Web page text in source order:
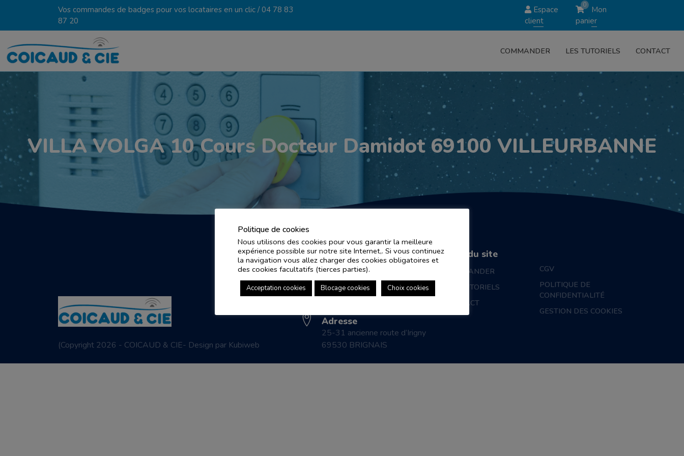
Vos commandes de badges pour vos locataires en un clic /04 78 83
87 20
Espace
client
0
Mon
panier
COMMANDER LES TUTORIELS CONTACT
VILLA VOLGA 10 Cours Docteur Damidot 69100 VILLEURBANNE
(Copyright 2026 - COICAUD & CIE- Design par Kubiweb
Adresse e-mail
controle.coicaud@ascenseurnsa.fr
Numéro de téléphone
04 78 83 87 20
Adresse
25-31 ancienne route d’Irigny
69530 BRIGNAIS
Plan du site
COMMANDER
LES TUTORIELS
CONTACT
CGV
POLITIQUE DE
CONFIDENTIALITÉ
GESTION DES COOKIES
Politique de cookies
Nous utilisons des cookies pour vous garantir la meilleure
expérience possible sur notre site Internet,. Si vous continuez
la navigation vous allez charger des cookies obligatoires et
des cookies facultatifs (tierces parties).
Acceptation cookies Blocage cookies Choix cookies